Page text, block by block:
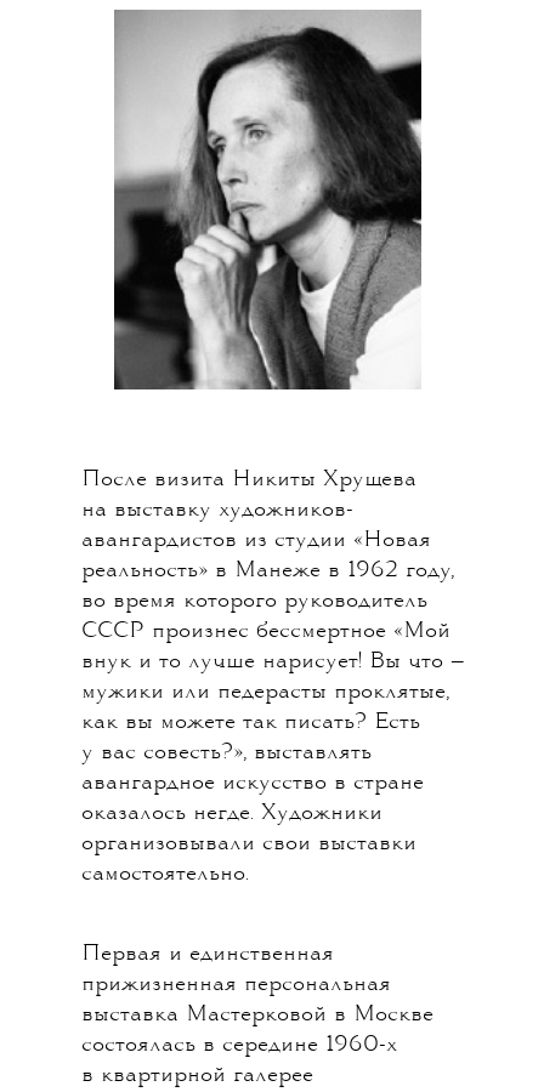
После визита Никиты Хрущева
на выставку художников-
авангардистов из студии «Новая
реальность» в Манеже в 1962 году,
во время которого руководитель
СССР произнес бессмертное «Мой
внук и то лучше нарисует! Вы что —
мужики или педерасты проклятые,
как вы можете так писать? Есть
у вас совесть?», выставлять
авангардное искусство в стране
оказалось негде. Художники
организовывали свои выставки
самостоятельно.
Первая и единственная
прижизненная персональная
выставка Мастерковой в Москве
состоялась в середине 1960-х
в квартирной галерее